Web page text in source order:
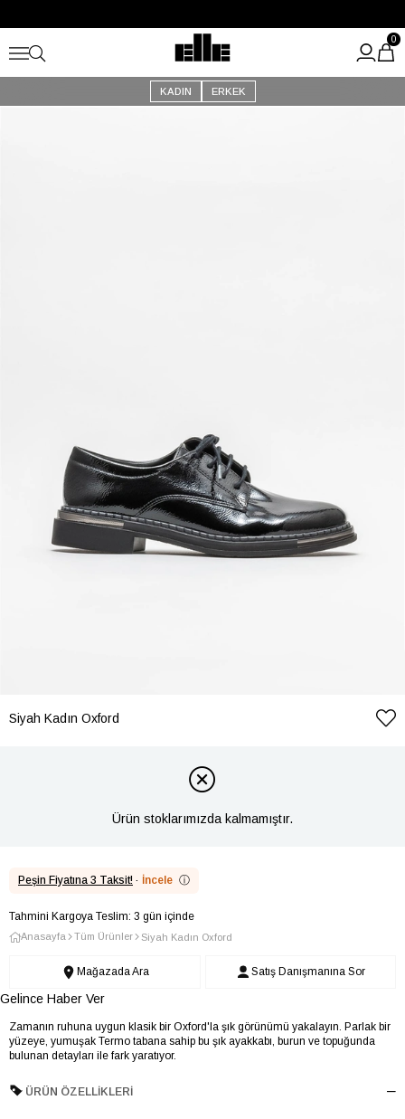
Kargo Ücretsiz!
KADIN ERKEK
0
Siyah Kadın Oxford
Ürün stoklarımızda kalmamıştır.
Peşin Fiyatına 3 Taksit! · İncele ⓘ
Tahmini Kargoya Teslim: 3 gün içinde
Anasayfa Tüm Ürünler Siyah Kadın Oxford
Mağazada Ara Satış Danışmanına Sor
Gelince Haber Ver
Zamanın ruhuna uygun klasik bir Oxford'la şık görünümü yakalayın. Parlak bir
yüzeye, yumuşak Termo tabana sahip bu şık ayakkabı, burun ve topuğunda
bulunan detayları ile fark yaratıyor.
ÜRÜN ÖZELLIKLERI